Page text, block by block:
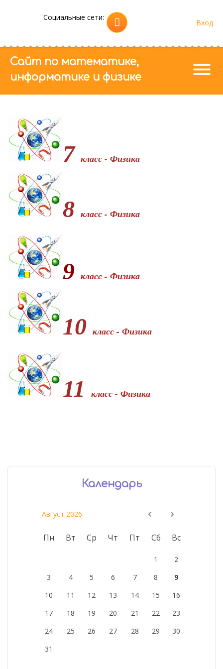
Социальные сети:
Вход
Сайт по математике,
информатике и физике
menu
7 класс - Физика
8 класс - Физика
9 класс - Физика
10 класс - Физика
11 класс - Физика
Календарь
Август 2026
Пн Вт Ср Чт Пт Сб Вс
1
2
3
4 5 6 7 8
9
10
11 12 13 14 15
16
17
18 19 20 21 22
23
24
25 26 27 28 29
30
31